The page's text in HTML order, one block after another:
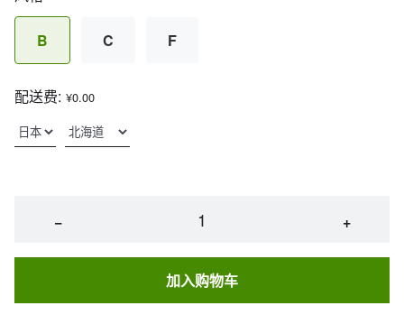
B C F
配送费: ¥0.00
− +
加入购物车